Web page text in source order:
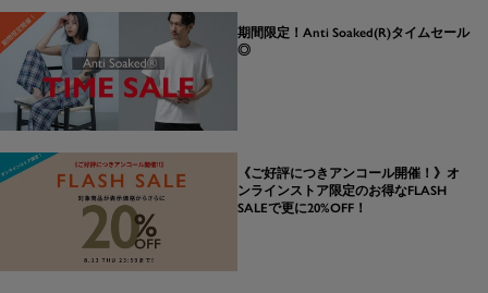
期間限定！Anti Soaked(R)タイムセール
◎
《ご好評につきアンコール開催！》オ
ンラインストア限定のお得なFLASH
SALEで更に20%OFF！